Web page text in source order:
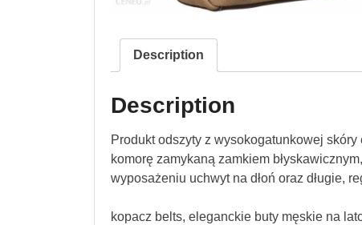
Description
Description
Produkt odszyty z wysokogatunkowej
komorę zamykaną zamkiem
wyposażeniu uchwyt na dłoń oraz długie,
kopacz belts, eleganckie buty męskie na